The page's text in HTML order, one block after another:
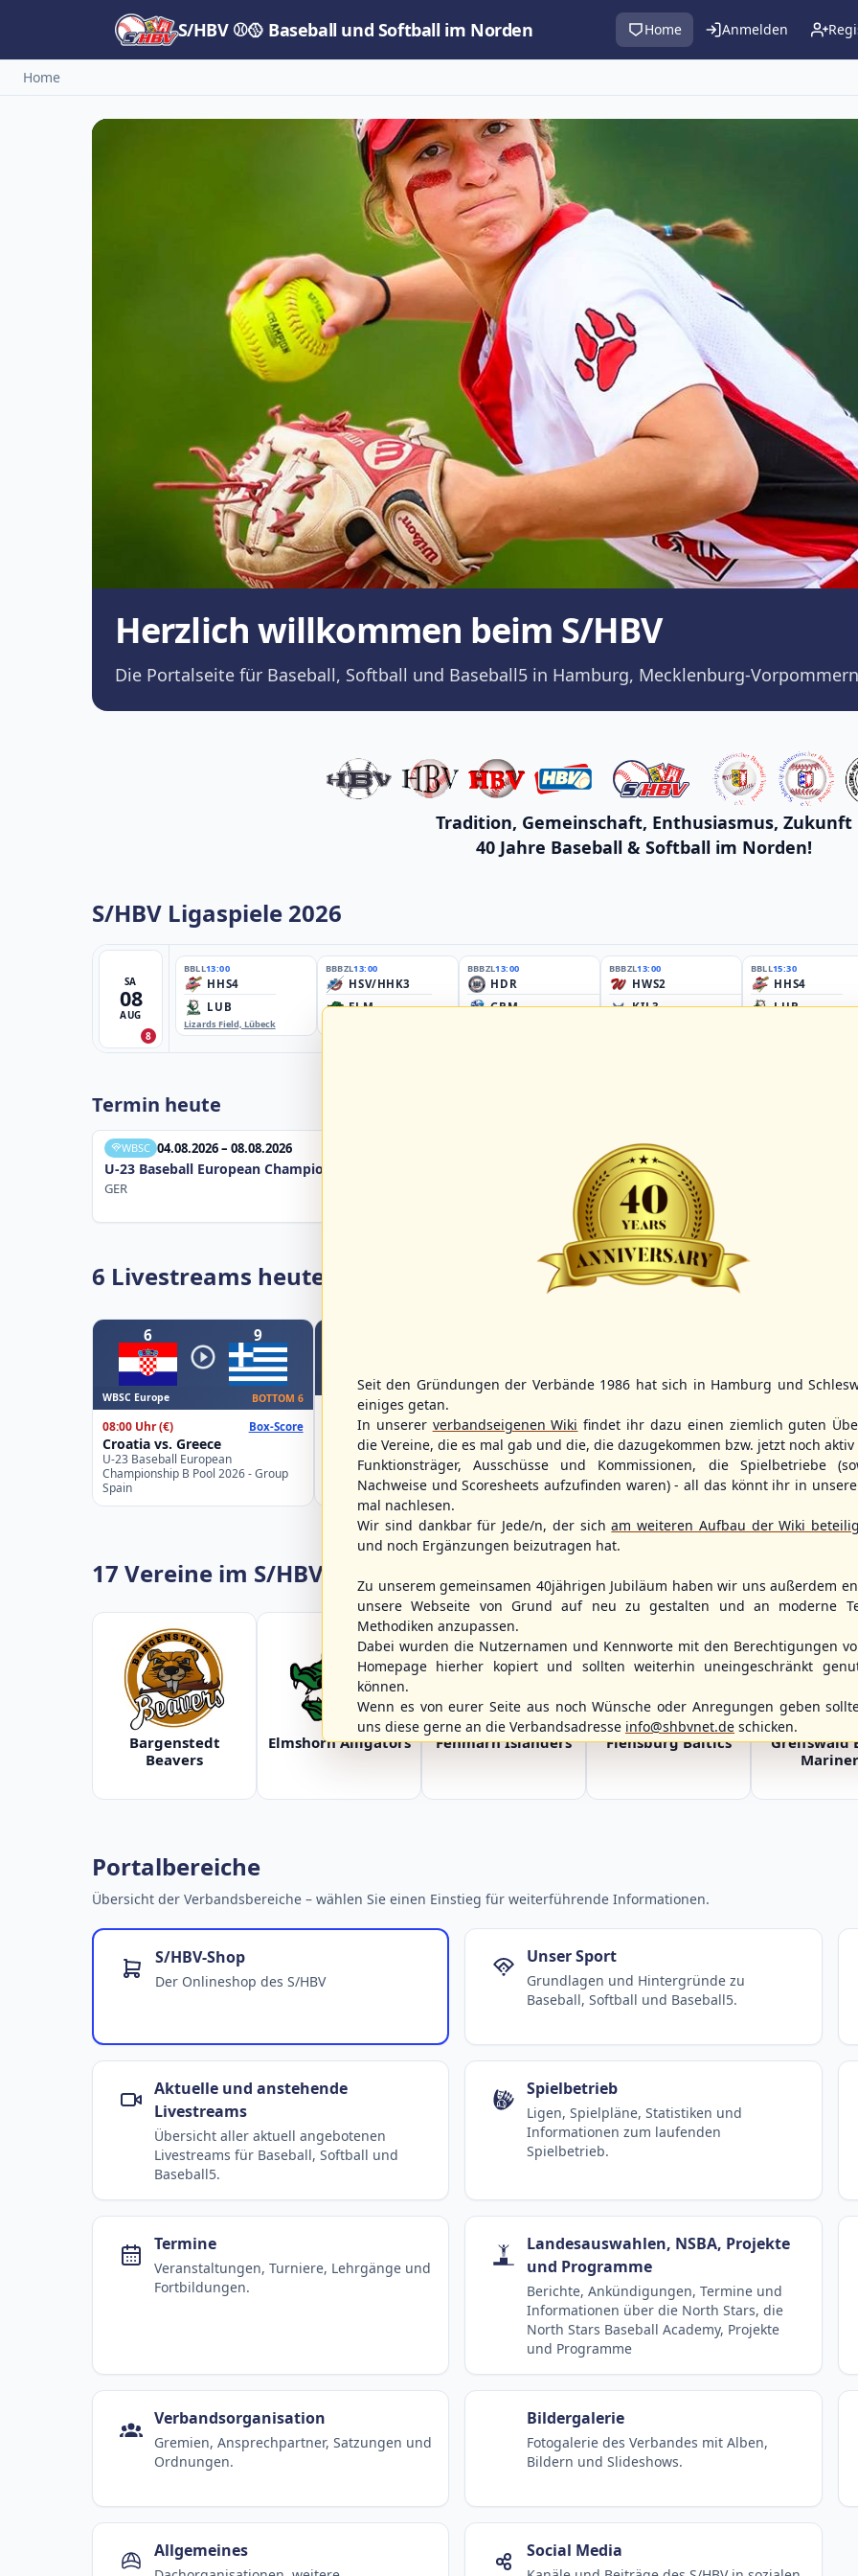
S/HBV ⚾🥎 Baseball und Softball im Norden Home Anmelden
Home
Herzlich willkommen beim S/HBV
Die Portalseite für Baseball, Softball und Baseball5 in Hamburg, Mecklenburg-
Tradition, Gemeinschaft, Enthusiasmus, Zukunft
40 Jahre Baseball & Softball im Norden!
S/HBV Ligaspiele 2026
SA
08
AUG
8
BBLL13:00
HHS4
LUB
Lizards Field, Lübeck
BBBZL13:00
HSV/HHK3
ELM
BBBZL13:00
HDR
GBM
BBBZL13:00
HWS2
KIL3
BBLL15:30
HHS4
LUB
Termin heute
WBSC 04.08.2026 – 08.08.2026
U-23 Baseball European Championship B Pool 2026 - Group Germany
GER
6 Livestreams heute
6 9
WBSC Europe BOTTOM 6
08:00 Uhr(€) Box-Score
Croatia vs. Greece
U-23 Baseball European
Championship B Pool 2026 - Group
Spain
WBSC Europe
11:30 Uhr(€)
Switzerland vs. Israel
U-23 Baseball European
Championship B Pool 2026 - Group
WBSC Europe
Poland vs. Sweden
U-23 Baseball European
Championship B Pool 2026 - Group
Germany
WBSC Europe
Slovakia vs.
U-23 Baseball
Championship B
Spain
17 Vereine im S/HBV
Bargenstedt
Beavers
Elmshorn Alligators Fehmarn Islanders Flensburg Baltics
Greifswald
Portalbereiche
Übersicht der Verbandsbereiche – wählen Sie einen Einstieg für weiterführende Informationen.
S/HBV-Shop
Der Onlineshop des S/HBV
Unser Sport
Grundlagen und Hintergründe zu
Baseball, Softball und Baseball5.
Aktuelle und anstehende
Livestreams
Übersicht aller aktuell angebotenen
Livestreams für Baseball, Softball und
Baseball5.
Spielbetrieb
Ligen, Spielpläne, Statistiken und
Informationen zum laufenden
Spielbetrieb.
Termine
Veranstaltungen, Turniere, Lehrgänge und
Fortbildungen.
Landesauswahlen, NSBA, Projekte
und Programme
Berichte, Ankündigungen, Termine und
Informationen über die North Stars, die
North Stars Baseball Academy, Projekte
und Programme
Verbandsorganisation
Gremien, Ansprechpartner, Satzungen und
Ordnungen.
Bildergalerie
Fotogalerie des Verbandes mit Alben,
Bildern und Slideshows.
Allgemeines Social Media
Seit den Gründungen der Verbände 1986 hat sich in Hamburg und
einiges getan.
In unserer verbandseigenen Wiki findet ihr dazu einen ziemlich guten
die Vereine, die es mal gab und die, die dazugekommen bzw. jetzt noch aktiv
Funktionsträger, Ausschüsse und Kommissionen, die Spielbetriebe
Nachweise und Scoresheets aufzufinden waren) - all das könnt ihr in
mal nachlesen.
Wir sind dankbar für Jede/n, der sicham weiteren Aufbau der Wiki
und noch Ergänzungen beizutragen hat.
Zu unserem gemeinsamen 40jährigen Jubiläum haben wir uns außerdem
unsere Webseite von Grund auf neu zu gestalten und an moderne
Methodiken anzupassen.
Dabei wurden die Nutzernamen und Kennworte mit den Berechtigungen
Homepage hierher kopiert und sollten weiterhin uneingeschränkt
können.
Wenn es von eurer Seite aus noch Wünsche oder Anregungen geben
uns diese gerne an die Verbandsadresse info@shbvnet.de schicken.